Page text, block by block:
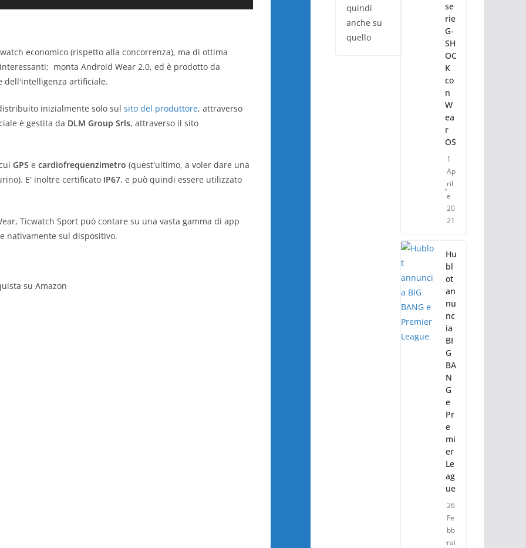
economico (rispetto alla concorrenza), ma di ottima
monta Android Wear 2.0, ed è prodotto da
dell'intelligenza artificiale.
inizialmente solo sul sito del produttore, attraverso
è gestita da DLM Group Srls, attraverso il sito
GPS e cardiofrequenzimetro (quest'ultimo, a voler dare una
E' inoltre certificato IP67, e può quindi essere utilizzato
Ticwatch Sport può contare su una vasta gamma di app
nativamente sul dispositivo.
quindi
anche su
quello
se
rie
G-
SH
OC
K
co
n
W
ea
r
OS
1
Ap
ril
e
20
21
Hu
bl
ot
an
nu
nc
ia
BI
G
BA
N
G
e
Pr
e
mi
er
Le
ag
ue
26
Fe
bb
rai